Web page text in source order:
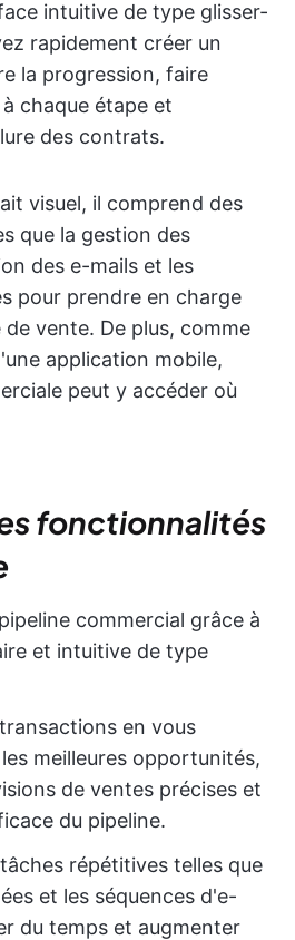
intuitive de type glisser-
rapidement créer un
la progression, faire
chaque étape et
des contrats.
visuel, il comprend des
que la gestion des
des e-mails et les
pour prendre en charge
vente. De plus, comme
application mobile,
peut y accéder où
fonctionnalités
commercial grâce à
et intuitive de type
en vous
meilleures opportunités,
de ventes précises et
du pipeline.
répétitives telles que
et les séquences d'e-
du temps et augmenter